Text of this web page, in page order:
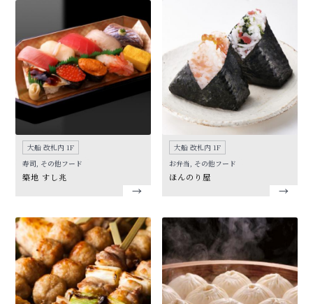
大船 改札内 1F
寿司, その他フード
築地 すし兆
大船 改札内 1F
お弁当, その他フード
ほんのり屋